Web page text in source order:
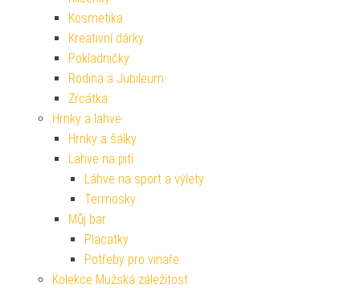
Kosmetika
Kreativní dárky
Pokladničky
Rodina a Jubileum
Zrcátka
Hrnky a lahve
Hrnky a šálky
Lahve na pití
Láhve na sport a výlety
Termosky
Můj bar
Placatky
Potřeby pro vinaře
Kolekce Mužská záležitost